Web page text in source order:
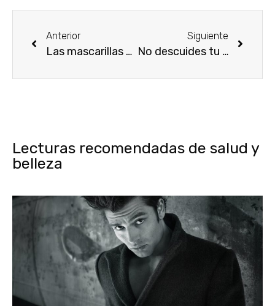
Anterior
Las mascarillas capilares
Siguiente
No descuides tu piel en otoño
Lecturas recomendadas de salud y
belleza